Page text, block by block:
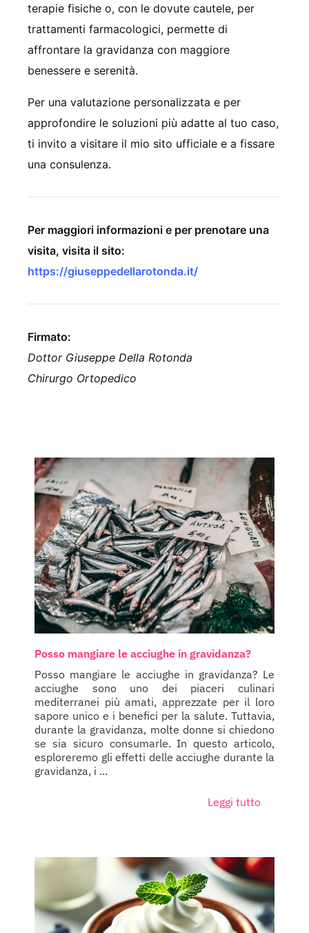
terapie fisiche o, con le dovute cautele, per
trattamenti farmacologici, permette di
affrontare la gravidanza con maggiore
benessere e serenità.
Per una valutazione personalizzata e per
approfondire le soluzioni più adatte al tuo caso,
ti invito a visitare il mio sito ufficiale e a fissare
una consulenza.
Per maggiori informazioni e per prenotare una
visita, visita il sito:
https://giuseppedellarotonda.it/
Firmato:
Dottor Giuseppe Della Rotonda
Chirurgo Ortopedico
Posso mangiare le acciughe in gravidanza?
Posso mangiare le acciughe in gravidanza? Le
acciughe sono uno dei piaceri culinari
mediterranei più amati, apprezzate per il loro
sapore unico e i benefici per la salute. Tuttavia,
durante la gravidanza, molte donne si chiedono
se sia sicuro consumarle. In questo articolo,
esploreremo gli effetti delle acciughe durante la
gravidanza, i ...
Leggi tutto